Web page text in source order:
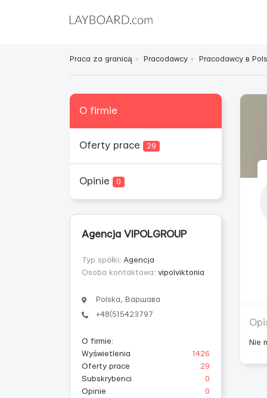
Praca za granicą Pracodawcy Pracodawcy в
O firmie
Oferty prace 29
Opinie 0
Agencja VIPOLGROUP
Typ spółki: Agencja
Osoba kontaktowa: vipolviktoriia
Polska, Варшава
+48(515423797
O firmie:
Wyświetlenia
1426
Oferty prace
29
Subskrybenci
0
Opinie
0
Nie